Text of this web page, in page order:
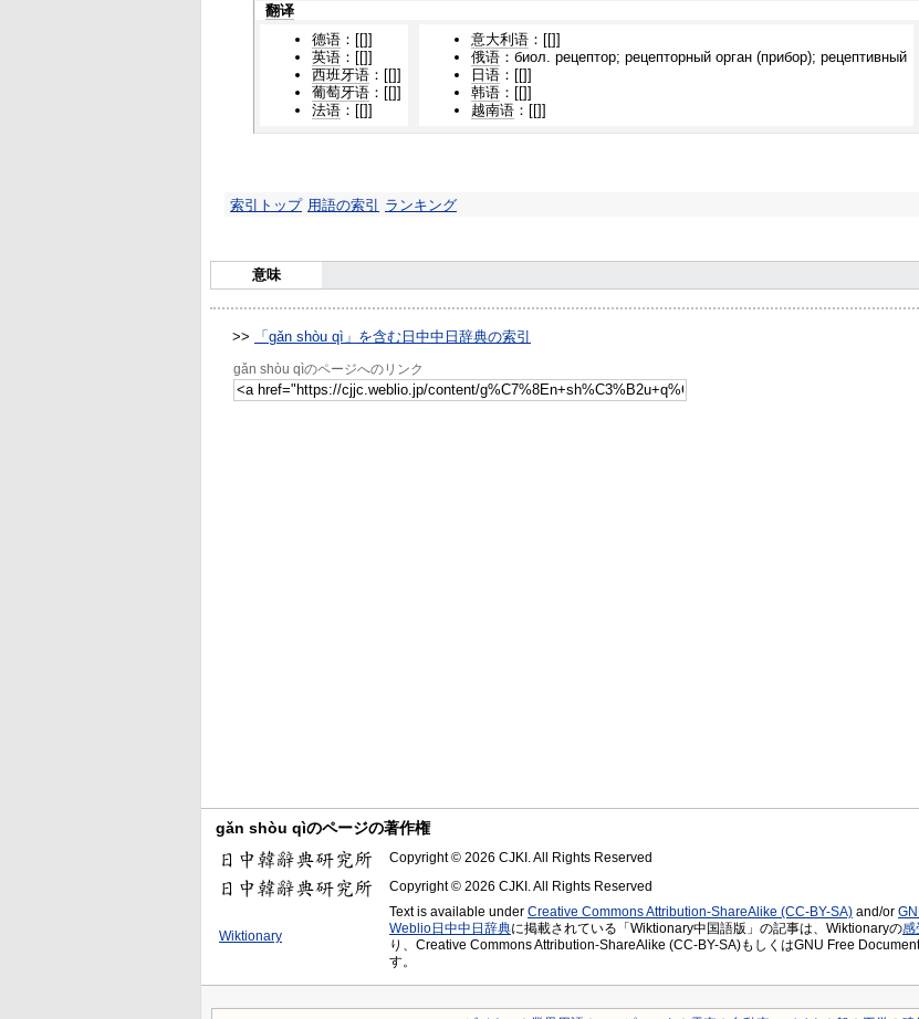
翻译
德语：[[]]
英语：[[]]
西班牙语：[[]]
葡萄牙语：[[]]
法语：[[]]
意大利语：[[]]
俄语：биол. рецептор; рецепторный орган (прибор); рецептивный
日语：[[]]
韩语：[[]]
越南语：[[]]
索引トップ 用語の索引 ランキング
意味
>> 「gǎn shòu qì」を含む日中中日辞典の索引
gǎn shòu qìのページへのリンク
gǎn shòu qìのページの著作権
Copyright © 2026 CJKI. All Rights Reserved
Copyright © 2026 CJKI. All Rights Reserved
Wiktionary
Text is available under Creative Commons Attribution-ShareAlike (CC-BY-SA) and/or
Weblio日中中日辞典に掲載されている「Wiktionary中国語版」の記事は、Wiktionaryの感
り、Creative Commons Attribution-ShareAlike (CC-BY-SA)もしくはGNU Free
す。